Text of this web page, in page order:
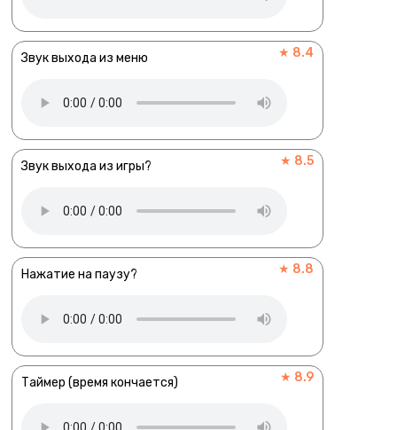
Звук выхода из меню ★ 8.4
Звук выхода из игры? ★ 8.5
Нажатие на паузу? ★ 8.8
Таймер (время кончается) ★ 8.9